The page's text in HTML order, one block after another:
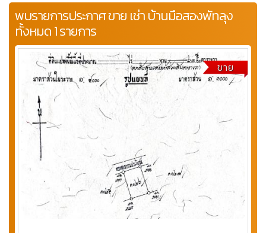
พบรายการประกาศ ขาย เช่า บ้านมือสองพัทลุง
ทั้งหมด 1 รายการ
ขาย